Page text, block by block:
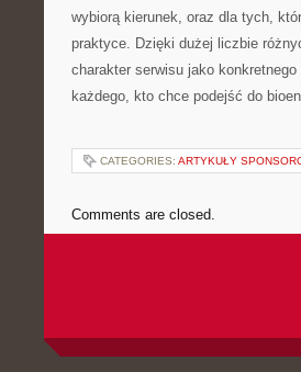
wybiorą kierunek, oraz dla tych,
praktyce. Dzięki dużej liczbie
charakter serwisu jako
każdego, kto chce podejść do
CATEGORIES: ARTYKUŁY
Comments are closed.